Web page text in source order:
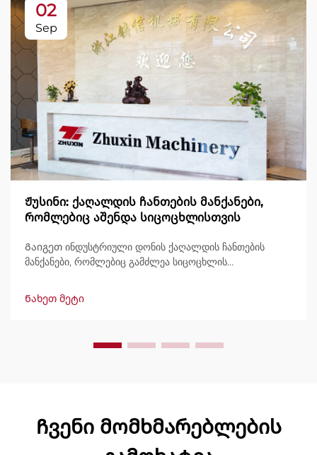
02
Sep
Ჟუსინი: ქაღალდის ჩანთების მანქანები,
რომლებიც აშენდა სიცოცხლისთვის
Გაიგეთ ინდუსტრიული დონის ქაღალდის ჩანთების
მანქანები, რომლებიც გამძლეა სიცოცხლის
მსოფლიოში ნდობით გამოიყენება გამძლეობის,
მარტივად მართვის და მინიმალური შესვენების გამო.
Ნახეთ მეტი
Ჩვენი მომხმარებლების